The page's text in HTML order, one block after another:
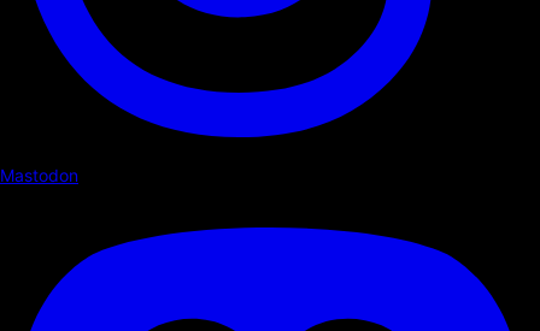
Mastodon